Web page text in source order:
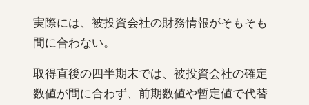
実際には、被投資会社の財務情報がそもそも
間に合わない。
取得直後の四半期末では、被投資会社の確定
数値が間に合わず、前期数値や暫定値で代替